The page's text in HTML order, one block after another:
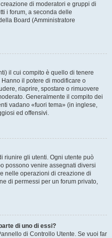
di moderatori e gruppi di
i forum, a seconda delle
Board (Amministratore
il cui compito è quello di tenere
il potere di modificare o
riaprire, spostare o rimuovere
Generalmente il compito dei
vadano «fuori tema» (in inglese,
ed offensivi.
riunire gli utenti. Ogni utente può
possono venire assegnati diversi
nelle operazioni di creazione di
di permessi per un forum privato,
di uno di essi?
di Controllo Utente. Se vuoi far